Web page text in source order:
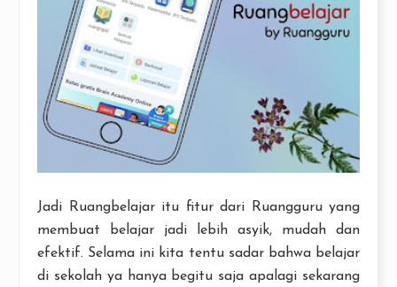
Jadi Ruangbelajar itu fitur dari Ruangguru yang
membuat belajar jadi lebih asyik, mudah dan
efektif. Selama ini kita tentu sadar bahwa belajar
di sekolah ya hanya begitu saja apalagi sekarang